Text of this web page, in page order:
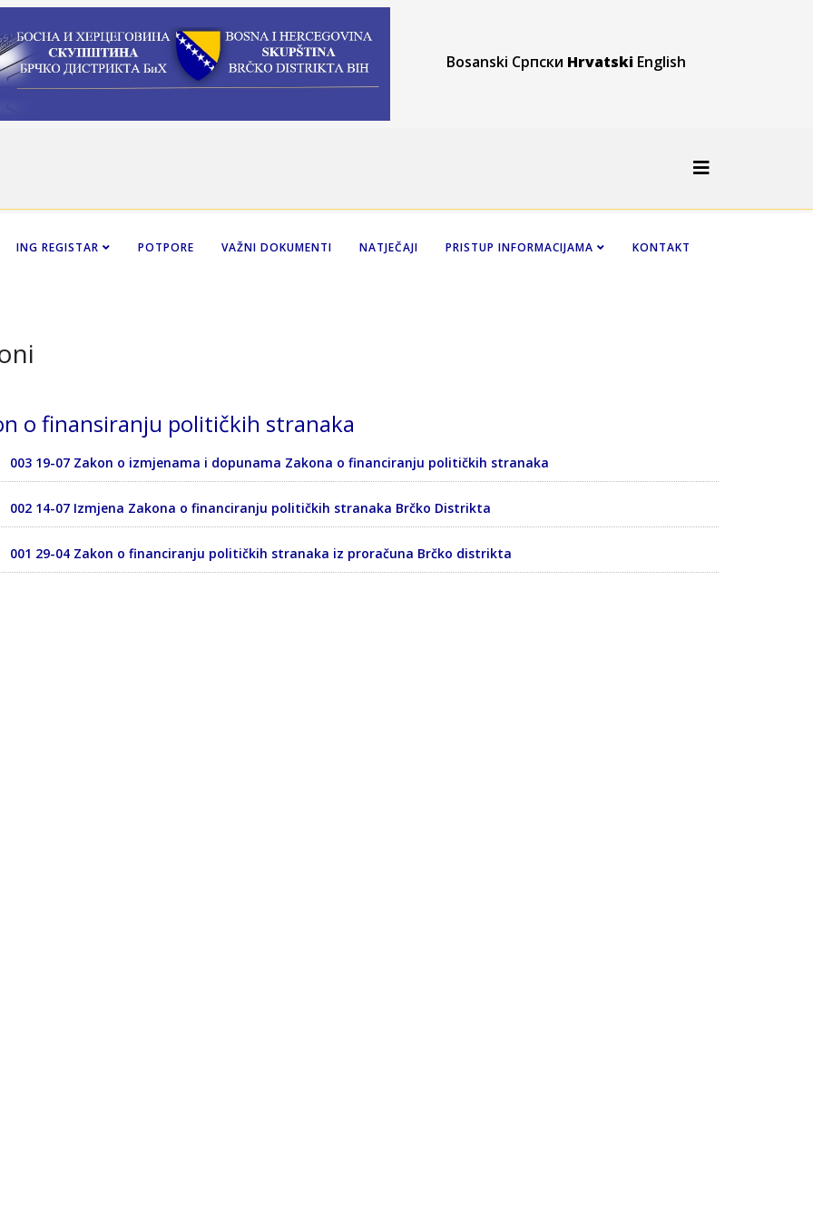
Bosanski Српски Hrvatski English
ING REGISTAR POTPORE VAŽNI DOKUMENTI NATJEČAJI PRISTUP INFORMACIJAMA KONTAKT
o finansiranju političkih stranaka
003 19-07 Zakon o izmjenama i dopunama Zakona o financiranju političkih stranaka
002 14-07 Izmjena Zakona o financiranju političkih stranaka Brčko Distrikta
001 29-04 Zakon o financiranju političkih stranaka iz proračuna Brčko distrikta